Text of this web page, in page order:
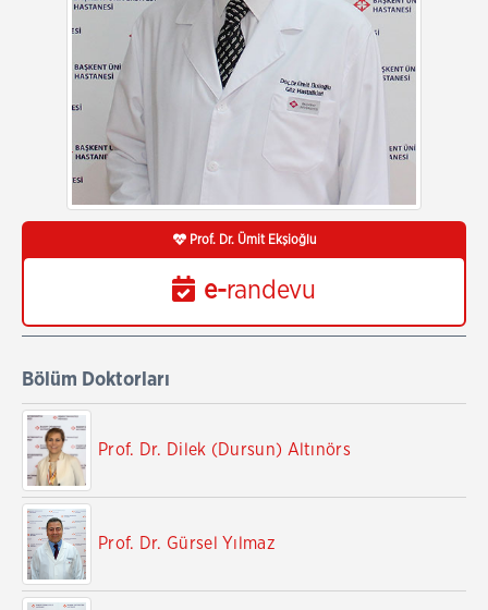
Prof. Dr. Ümit Ekşioğlu
e-randevu
Bölüm Doktorları
Prof. Dr. Dilek (Dursun) Altınörs
Prof. Dr. Gürsel Yılmaz